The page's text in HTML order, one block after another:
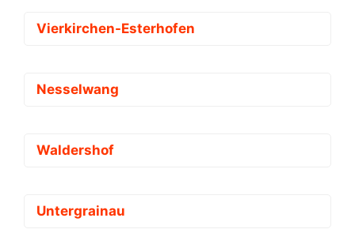
Vierkirchen-Esterhofen
Nesselwang
Waldershof
Untergrainau